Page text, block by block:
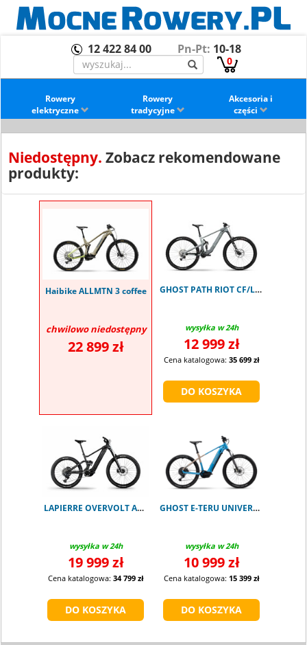
12 422 84 00 Pn-Pt: 10-18
0
Rowery
elektryczne
Rowery
tradycyjne
Akcesoria i
części
Niedostępny. Zobacz rekomendowane
produkty:
Haibike ALLMTN 3 coffee
chwilowo niedostępny
22 899 zł
GHOST PATH RIOT CF/LC Advanced M
wysyłka w 24h
12 999 zł
Cena katalogowa: 35 699 zł
LAPIERRE OVERVOLT AM 9.8 800Wh
wysyłka w 24h
19 999 zł
Cena katalogowa: 34 799 zł
GHOST E-TERU UNIVERSAL atlantic blue L
wysyłka w 24h
10 999 zł
Cena katalogowa: 15 399 zł